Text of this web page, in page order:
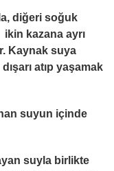
diğeri soğuk
kazana ayrı
Kaynak suya
atıp yaşamak
suyun içinde
suyla birlikte